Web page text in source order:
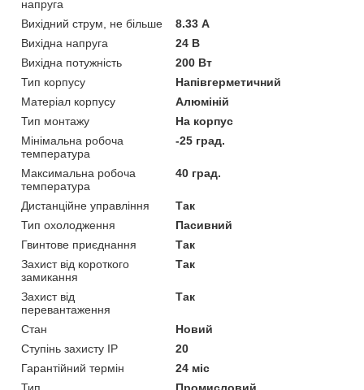
напруга
Вихідний струм, не більше
8.33 А
Вихідна напруга
24 В
Вихідна потужність
200 Вт
Тип корпусу
Напівгерметичний
Матеріал корпусу
Алюміній
Тип монтажу
На корпус
Мінімальна робоча
температура
-25 град.
Максимальна робоча
температура
40 град.
Дистанційне управління
Так
Тип охолодження
Пасивний
Гвинтове приєднання
Так
Захист від короткого
замикання
Так
Захист від
перевантаження
Так
Стан
Новий
Ступінь захисту IP
20
Гарантійний термін
24 міс
Тип
Промисловий